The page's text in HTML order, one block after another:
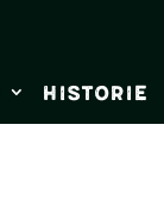
Historie